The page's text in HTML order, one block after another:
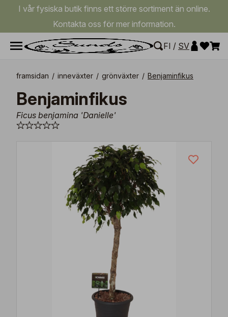
I vår fysiska butik finns ett större sortiment än online.
Kontakta oss för mer information.
FI / SV
framsidan / inneväxter / grönväxter / Benjaminfikus
Benjaminfikus
Ficus benjamina 'Danielle'